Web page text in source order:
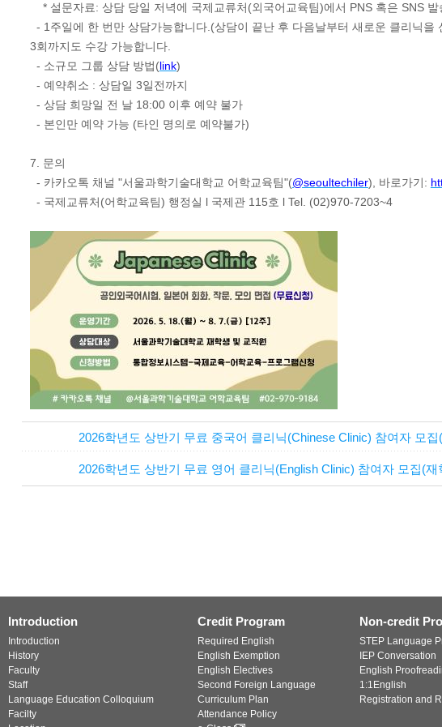
* 설문자료: 상담 당일 저녁에 국제교류처(외국어교육팀)에서 PNS 혹은 SNS
- 1주일에 한 번만 상담가능합니다.(상담이 끝난 후 다음날부터 새로운 클리닉
3회까지도 수강 가능합니다.
- 소규모 그룹 상담 방법(link)
- 예약취소 : 상담일 3일전까지
- 상담 희망일 전 날 18:00 이후 예약 불가
- 본인만 예약 가능 (타인 명의로 예약불가)
7. 문의
- 카카오톡 채널 "서울과학기술대학교 어학교육팀"(@seoultechiler), 바로가기:
- 국제교류처(어학교육팀) 행정실 l 국제관 115호 l Tel. (02)970-7203~4
2026학년도 상반기 무료 중국어 클리닉(Chinese Clinic) 참여자 모
2026학년도 상반기 무료 영어 클리닉(English Clinic) 참여자 모집(
Introduction
Introduction
History
Faculty
Staff
Language Education Colloquium
Facilty
Credit Program
Required English
English Exemption
English Electives
Second Foreign Language
Curriculum Plan
Attendance Policy
Non-credit
STEP Language
IEP Conversation
English
1:1English
Registration and